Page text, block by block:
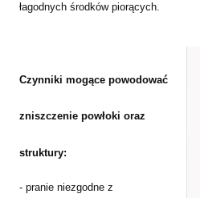
łagodnych środków piorących.
Czynniki mogące powodować
zniszczenie powłoki oraz
struktury:
- pranie niezgodne z